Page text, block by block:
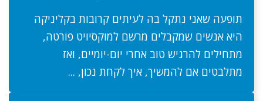
תופעה שאני נתקל בה לעיתים קרובות בקליניקה
היא אנשים שמקבלים מרשם למוקסיויט פורטה,
מתחילים להרגיש טוב אחרי יום-יומיים, ואז
מתלבטים אם להמשיך, איך לקחת נכון, ...